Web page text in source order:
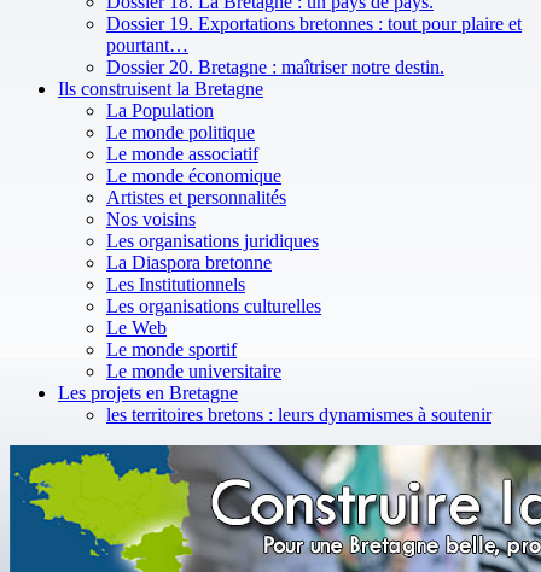
Dossier 19. Exportations bretonnes : tout pour plaire et
pourtant…
Dossier 20. Bretagne : maîtriser notre destin.
Ils construisent la Bretagne
La Population
Le monde politique
Le monde associatif
Le monde économique
Artistes et personnalités
Nos voisins
Les organisations juridiques
La Diaspora bretonne
Les Institutionnels
Les organisations culturelles
Le Web
Le monde sportif
Le monde universitaire
Les projets en Bretagne
les territoires bretons : leurs dynamismes à soutenir